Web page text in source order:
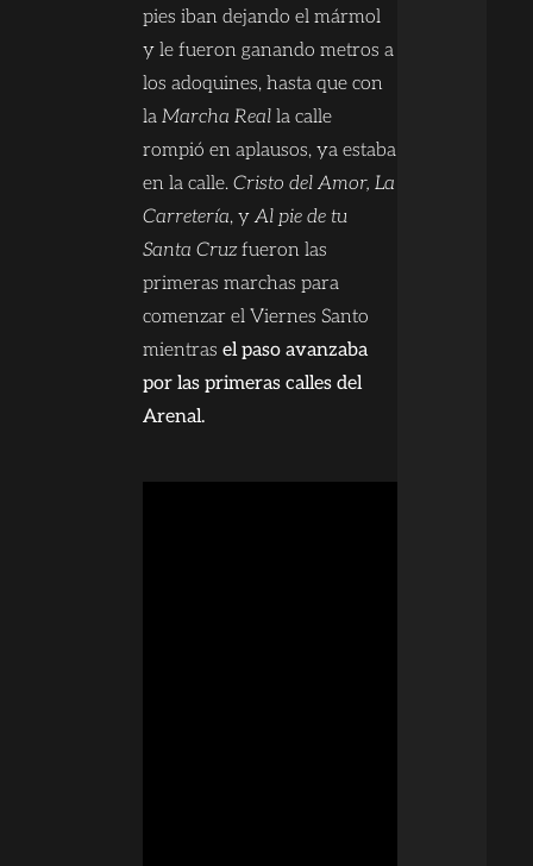
pies iban dejando el mármol
y le fueron ganando metros a
los adoquines, hasta que con
laMarcha Real la calle
rompió en aplausos, ya estaba
en la calle.Cristo del Amor, La
Carretería, yAl pie de tu
Santa Cruzfueron las
primeras marchas para
comenzar el Viernes Santo
mientrasel paso avanzaba
por las primeras calles del
Arenal.